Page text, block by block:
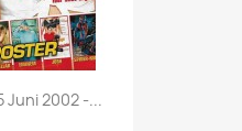
Juni 2002 -...